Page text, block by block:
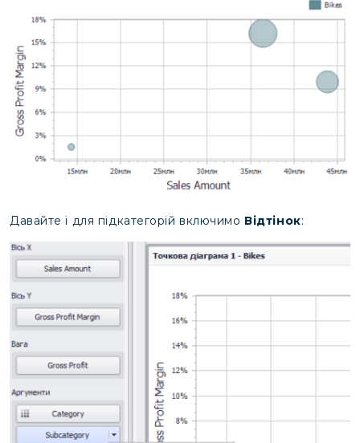
Давайте і для підкатегорій включимо Відтінок: